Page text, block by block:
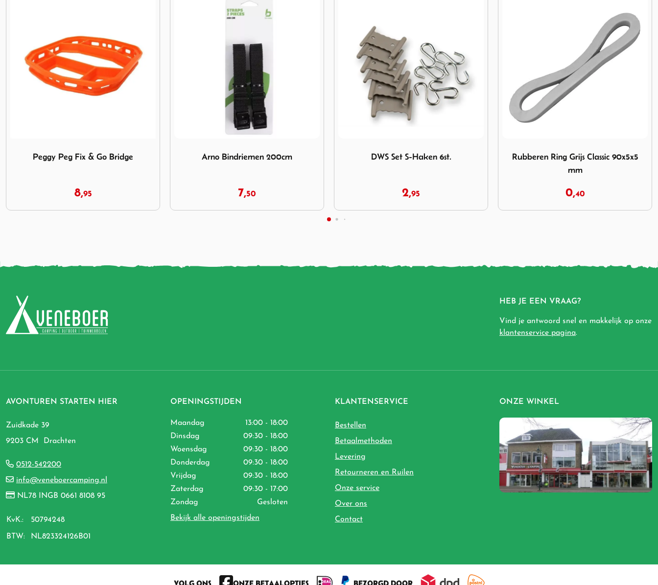
Arno Bindriemen 200cm
7,50
DWS Set S-Haken 6st.
2,95
Rubberen Ring Grijs Classic 90x5x5
0,40
Tentharing Houten Pro 40 cm
1,75
HEB JE EEN VRAAG?
Vind je antwoord snel en makkelijk op onze
klantenservice pagina.
AVONTUREN STARTEN HIER
Zuidkade 39
9203 CM Drachten
0512-542200
info@veneboercamping.nl
NL78 INGB 0661 8108 95
KvK.: 50794248
BTW: NL823324126B01
OPENINGSTIJDEN
Maandag
13:00 - 18:00
Dinsdag
09:30 - 18:00
Woensdag
09:30 - 18:00
Donderdag
09:30 - 18:00
Vrijdag
09:30 - 18:00
Zaterdag
09:30 - 17:00
Zondag
Gesloten
Bekijk alle openingstijden
KLANTENSERVICE
Bestellen
Betaalmethoden
Levering
Retourneren en Ruilen
Onze service
Over ons
Contact
ONZE WINKEL
VOLG ONS ONZE BETAALOPTIES BEZORGD DOOR